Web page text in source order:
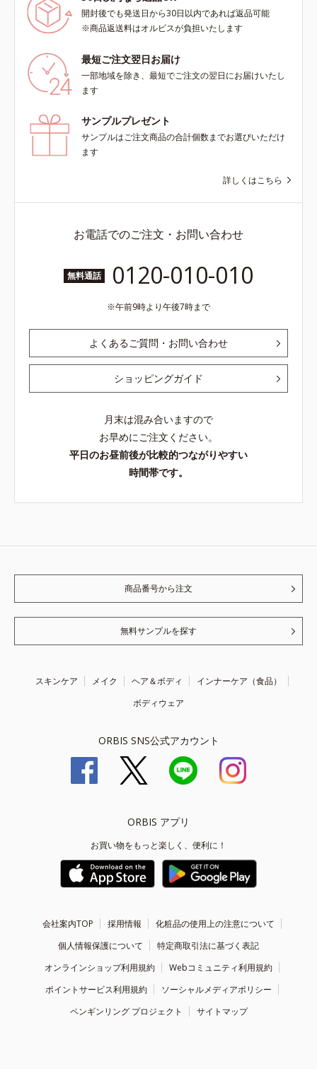
すめいたしますが、クレンジング料
としてお使いいただく場合や、お肌
いても問題ありません。【ご使用方
法】①適量(さくらんぼ 1粒程度)を
とり、乾いた肌の上で優しくらせん
②指先の感触が軽くなったら、水ま
たはぬるま湯でよく洗い流します。
※W洗顔は不要です。
開封後でも発送日から30日以内であれば返品可能
※商品返送料はオルビスが負担いたします
最短ご注文翌日お届け
一部地域を除き、最短でご注文の翌日にお届けいたし
ます
サンプルプレゼント
サンプルはご注文商品の合計個数までお選びいただけ
ます
詳しくはこちら
お電話でのご注文・お問い合わせ
無料通話 0120-010-010
午前9時より午後7時まで
よくあるご質問・お問い合わせ
ショッピングガイド
月末は混み合いますので
お早めにご注文ください。
平日のお昼前後が比較的つながりやすい
時間帯です。
商品番号から注文
無料サンプルを探す
スキンケア メイク ヘア＆ボディ
インナーケア（食品）
ボディウェア
ORBIS SNS公式アカウント
ORBIS アプリ
お買い物をもっと楽しく、便利に！
会社案内TOP 採用情報
化粧品の使用上の注意について
個人情報保護について
特定商取引法に基づく表記
オンラインショップ利用規約
Webコミュニティ利用規約
ポイントサービス利用規約
ソーシャルメディアポリシー
ペンギンリング プロジェクト
サイトマップ